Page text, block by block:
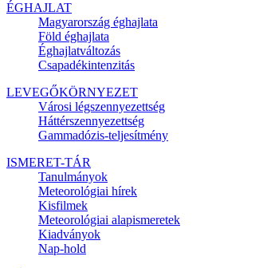
ÉGHAJLAT
Magyarország éghajlata
Föld éghajlata
Éghajlatváltozás
Csapadékintenzitás
LEVEGŐKÖRNYEZET
Városi légszennyezettség
Háttérszennyezettség
Gammadózis-teljesítmény
ISMERET-TÁR
Tanulmányok
Meteorológiai hírek
Kisfilmek
Meteorológiai alapismeretek
Kiadványok
Nap-hold